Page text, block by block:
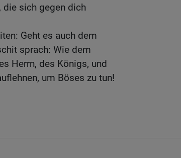
die sich gegen dich
Geht es auch dem
sprach: Wie dem
Herrn, des Königs, und
um Böses zu tun!